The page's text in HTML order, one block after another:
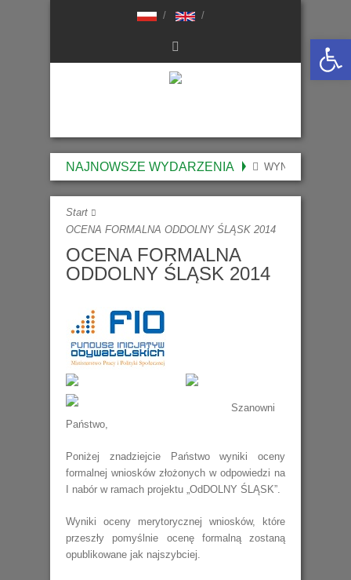
NAJNOWSZE WYDARZENIA WYNIKI NABORU
Start
OCENA FORMALNA ODDOLNY ŚLĄSK 2014
OCENA FORMALNA
ODDOLNY ŚLĄSK 2014
Szanowni
Państwo,
Poniżej znadziejcie Państwo wyniki oceny
formalnej wniosków złożonych w odpowiedzi na
I nabór w ramach projektu „OdDOLNY ŚLĄSK”.
Wyniki oceny merytorycznej wniosków, które
przeszły pomyślnie ocenę formalną zostaną
opublikowane jak najszybciej.